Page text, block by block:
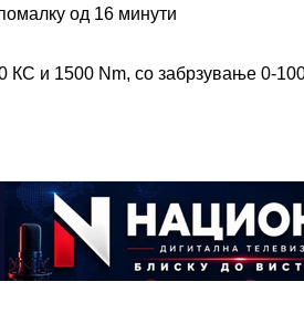
од 16 минути
КС и 1500 Nm, со забрзување 0-